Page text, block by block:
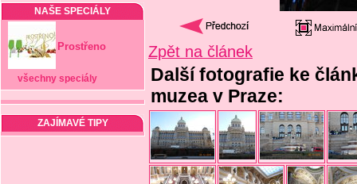
NAŠE SPECIÁLY
Prostřeno
všechny speciály
ZAJÍMAVÉ TIPY
Zpět na článek
Další fotografie ke
muzea v Praze: